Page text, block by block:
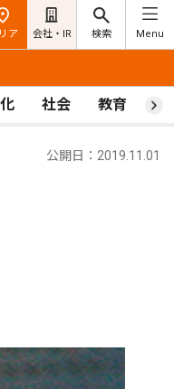
ア 会社・IR 検索 Menu
社会 教育 ス
公開日：2019.11.01